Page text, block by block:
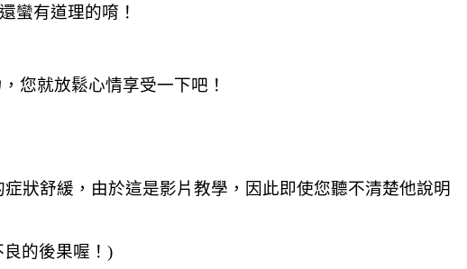
蠻有道理的唷！
您就放鬆心情享受一下吧！
狀舒緩，由於這是影片教學，因此即使您聽不清楚他說明
的後果喔！)